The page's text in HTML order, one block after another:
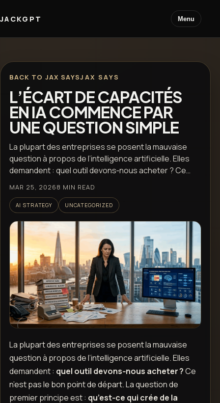
JACKGPT Menu
BACK TO JAX SAYSJAX SAYS
L’ÉCART DE CAPACITÉS
EN IA COMMENCE PAR
UNE QUESTION SIMPLE
La plupart des entreprises se posent la mauvaise
question à propos de l’intelligence artificielle. Elles
demandent : quel outil devons‑nous acheter ? Ce…
MAR 25, 20268 MIN READ
AI STRATEGY UNCATEGORIZED
La plupart des entreprises se posent la mauvaise
question à propos de l’intelligence artificielle. Elles
demandent : quel outil devons‑nous acheter ?Ce
n’est pas le bon point de départ. La question de
premier principe est : qu’est‑ce qui crée de la